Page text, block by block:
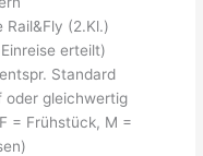
(2.Kl.)
erteilt)
Standard
oder gleichwertig
= Frühstück, M =